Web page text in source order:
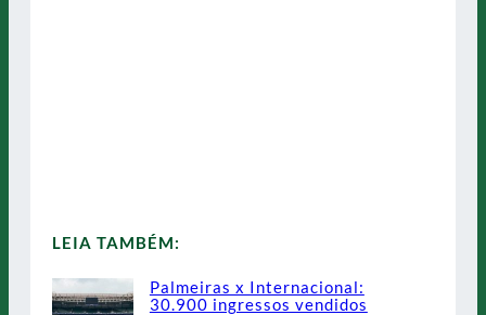
LEIA TAMBÉM:
Palmeiras x Internacional:
30.900 ingressos vendidos